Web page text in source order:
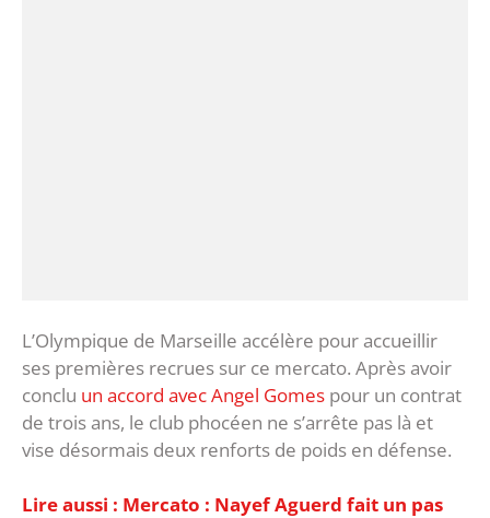
L’Olympique de Marseille accélère pour accueillir
ses premières recrues sur ce mercato. Après avoir
conclu un accord avec Angel Gomes pour un contrat
de trois ans, le club phocéen ne s’arrête pas là et
vise désormais deux renforts de poids en défense.
Lire aussi : Mercato : Nayef Aguerd fait un pas